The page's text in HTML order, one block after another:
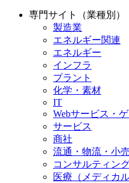
専門サイト（業種別）
製造業
エネルギー関連
エネルギー
インフラ
プラント
化学・素材
IT
Webサービス・
サービス
商社
流通・物流・小売
コンサルティン
医療（メディカル